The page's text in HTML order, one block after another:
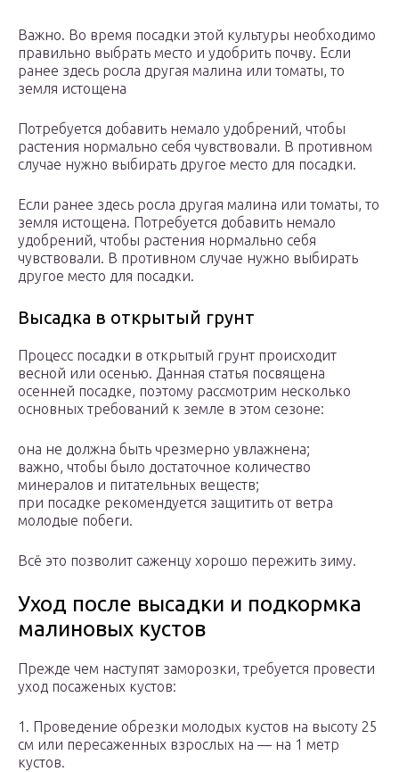
Важно. Во время посадки этой культуры необходимо
правильно выбрать место и удобрить почву. Если
ранее здесь росла другая малина или томаты, то
земля истощена
Потребуется добавить немало удобрений, чтобы
растения нормально себя чувствовали. В противном
случае нужно выбирать другое место для посадки.
Если ранее здесь росла другая малина или томаты, то
земля истощена. Потребуется добавить немало
удобрений, чтобы растения нормально себя
чувствовали. В противном случае нужно выбирать
другое место для посадки.
Высадка в открытый грунт
Процесс посадки в открытый грунт происходит
весной или осенью. Данная статья посвящена
осенней посадке, поэтому рассмотрим несколько
основных требований к земле в этом сезоне:
она не должна быть чрезмерно увлажнена;
важно, чтобы было достаточное количество
минералов и питательных веществ;
при посадке рекомендуется защитить от ветра
молодые побеги.
Всё это позволит саженцу хорошо пережить зиму.
Уход после высадки и подкормка
малиновых кустов
Прежде чем наступят заморозки, требуется провести
уход посаженых кустов:
1. Проведение обрезки молодых кустов на высоту 25
см или пересаженных взрослых на — на 1 метр
кустов.